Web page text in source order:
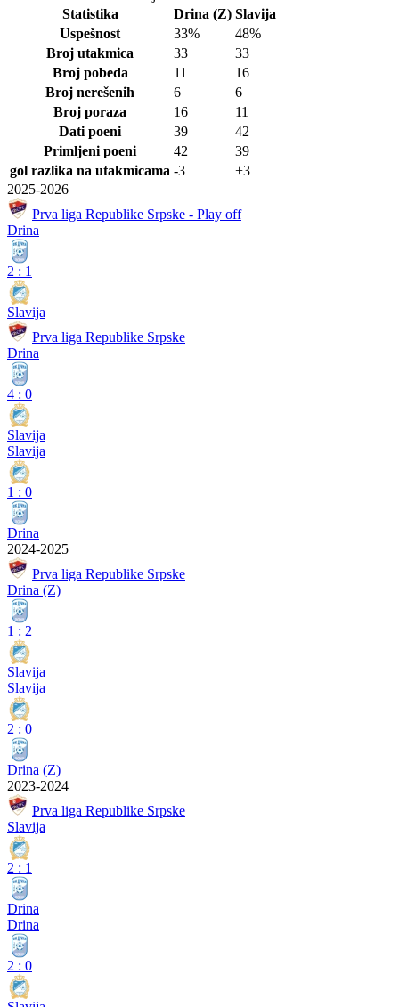
Statistika
Drina (Z) Slavija
Uspešnost
33%
48%
Broj utakmica
33
33
Broj pobeda
11
16
Broj nerešenih
6
6
Broj poraza
16
11
Dati poeni
39
42
Primljeni poeni
42
39
gol razlika na utakmicama -3
+3
2025-2026
Prva liga Republike Srpske - Play off
Drina
2 : 1
Slavija
Prva liga Republike Srpske
Drina
4 : 0
Slavija
Slavija
1 : 0
Drina
2024-2025
Prva liga Republike Srpske
Drina (Z)
1 : 2
Slavija
Slavija
2 : 0
Drina (Z)
2023-2024
Prva liga Republike Srpske
Slavija
2 : 1
Drina
Drina
2 : 0